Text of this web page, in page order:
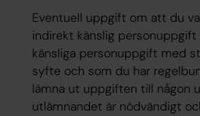
Eventuell uppgift om att du
indirekt känslig personuppgift
känsliga personuppgift med
syfte och som du har
lämna ut uppgiften till någon
utlämnandet är nödvändigt